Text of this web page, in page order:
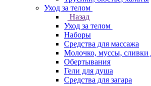
Уход за телом
Назад
Уход за телом
Наборы
Средства для массажа
Молочко, муссы, сливки
Обертывания
Гели для душа
Средства для загара